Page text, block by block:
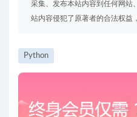
采集、发布本站内容到任何网站
站内容侵犯了原著者的合法权益
Python